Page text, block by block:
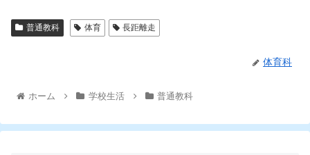
普通教科 体育 長距離走
体育科
ホーム 学校生活 普通教科